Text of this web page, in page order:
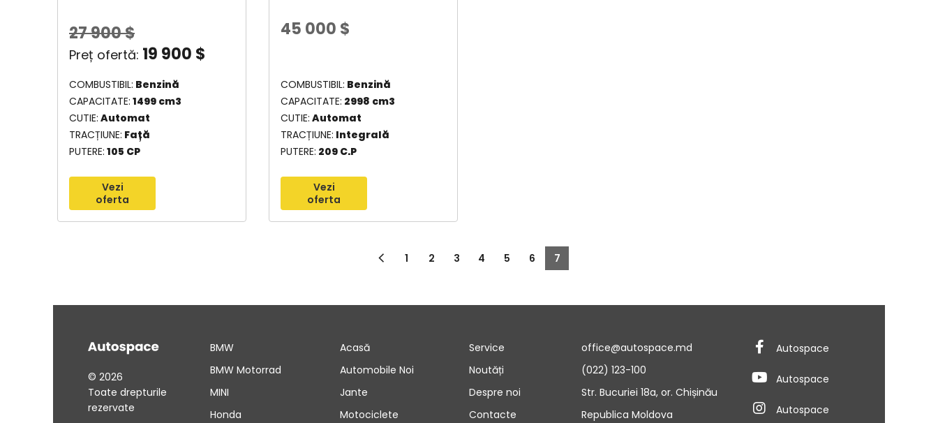
27 900$
19 900 $
COMBUSTIBIL Benzină
CAPACITATE 1499 cm3
CUTIE Automat
TRACȚIUNE Față
PUTERE 105 CP
Vezi
oferta
45 000 $
COMBUSTIBIL Benzină
CAPACITATE 2998 cm3
CUTIE Automat
TRACȚIUNE Integrală
PUTERE 209 C.P
Vezi
oferta
1 2 3 4 5 6 7
© 2026
Toate drepturile
rezervate
BMW
BMW Motorrad
MINI
Honda
Acasă
Automobile Noi
Jante
Motociclete
Service
Noutăți
Despre noi
Contacte
office@autospace.md
(022) 123-100
Str. Bucuriei 18a, or. Chișinău
Republica Moldova
Autospace
Autospace
Autospace